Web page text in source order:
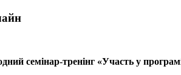
семінар-тренінг «Участь у